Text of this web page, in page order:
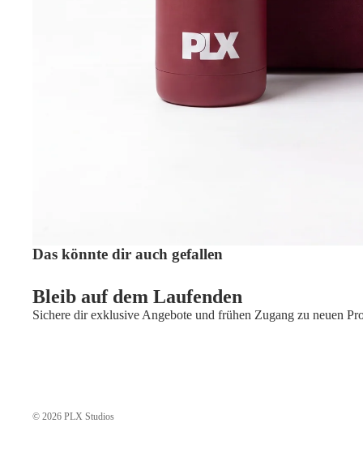
Das könnte dir auch gefallen
Bleib auf dem Laufenden
Sichere dir exklusive Angebote und frühen Zugang zu neuen
© 2026 PLX Studios